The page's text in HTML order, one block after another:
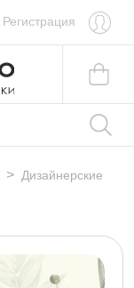
Регистрация
> Дизайнерские